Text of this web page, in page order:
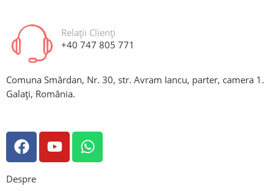
Relații Clienți
+40 747 805 771
Comuna Smârdan, Nr. 30, str. Avram Iancu, parter, camera 1.
Galați, România.
Despre